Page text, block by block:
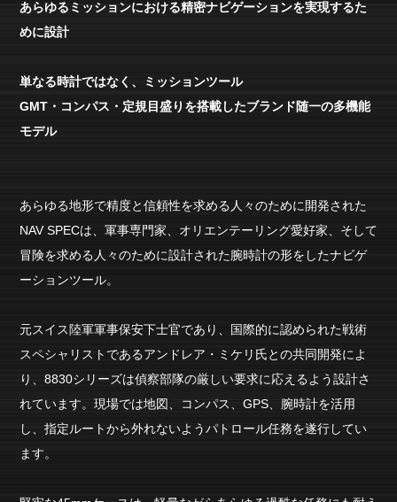
あらゆるミッションにおける精密ナビゲーションを実現するた
めに設計
単なる時計ではなく、ミッションツール
GMT・コンパス・定規目盛りを搭載したブランド随一の多機能
モデル
あらゆる地形で精度と信頼性を求める人々のために開発された
NAV SPECは、軍事専門家、オリエンテーリング愛好家、そして
冒険を求める人々のために設計された腕時計の形をしたナビゲ
ーションツール。
元スイス陸軍軍事保安下士官であり、国際的に認められた戦術
スペシャリストであるアンドレア・ミケリ氏との共同開発によ
り、8830シリーズは偵察部隊の厳しい要求に応えるよう設計さ
れています。現場では地図、コンパス、GPS、腕時計を活用
し、指定ルートから外れないようパトロール任務を遂行してい
ます。